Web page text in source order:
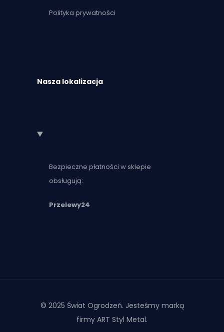
Polityka prywatności
Nasza lokalizacja
Bezpieczne płatności w sklepie
obsługują:
Przelewy24
© 2025 Świat Ogrodzeń. Jesteśmy marką
firmy ART Styl Metal.